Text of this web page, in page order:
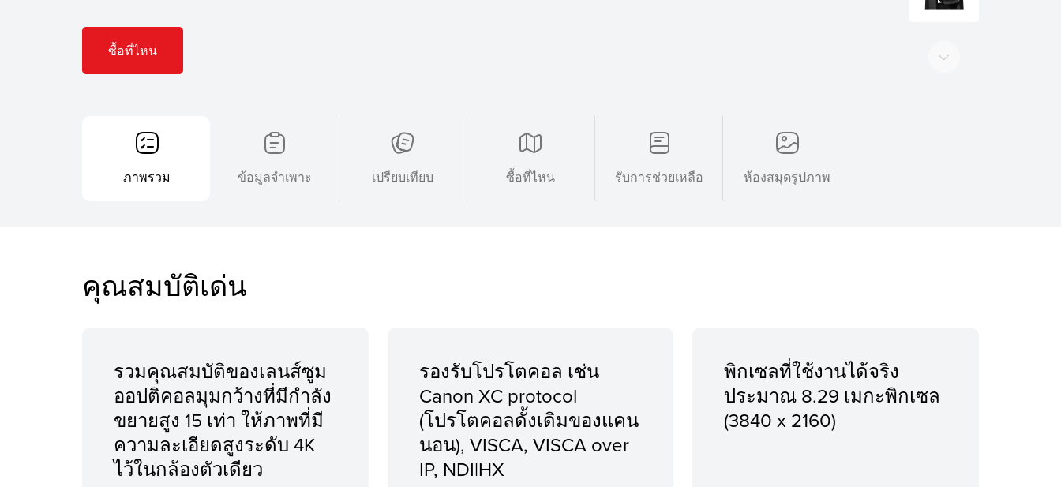
ซื้อที่ไหน
ภาพรวม ข้อมูลจำเพาะ เปรียบเทียบ ซื้อที่ไหน รับการช่วยเหลือ ห้องสมุดรูปภาพ
คุณสมบัติเด่น
รวมคุณสมบัติของเลนส์ซูม
ออปติคอลมุมกว้างที่มีกำลัง
ขยายสูง 15 เท่า ให้ภาพที่มี
ความละเอียดสูงระดับ 4K
ไว้ในกล้องตัวเดียว
รองรับโปรโตคอล เช่น
Canon XC protocol
(โปรโตคอลดั้งเดิมของแคน
นอน), VISCA, VISCA over
IP, NDI|HX
พิกเซลที่ใช้งานได้จริง
ประมาณ 8.29 เมกะพิกเซล
(3840 x 2160)